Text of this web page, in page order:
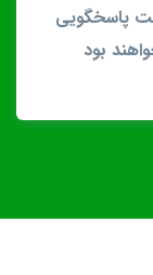
پاسخگویی
بود